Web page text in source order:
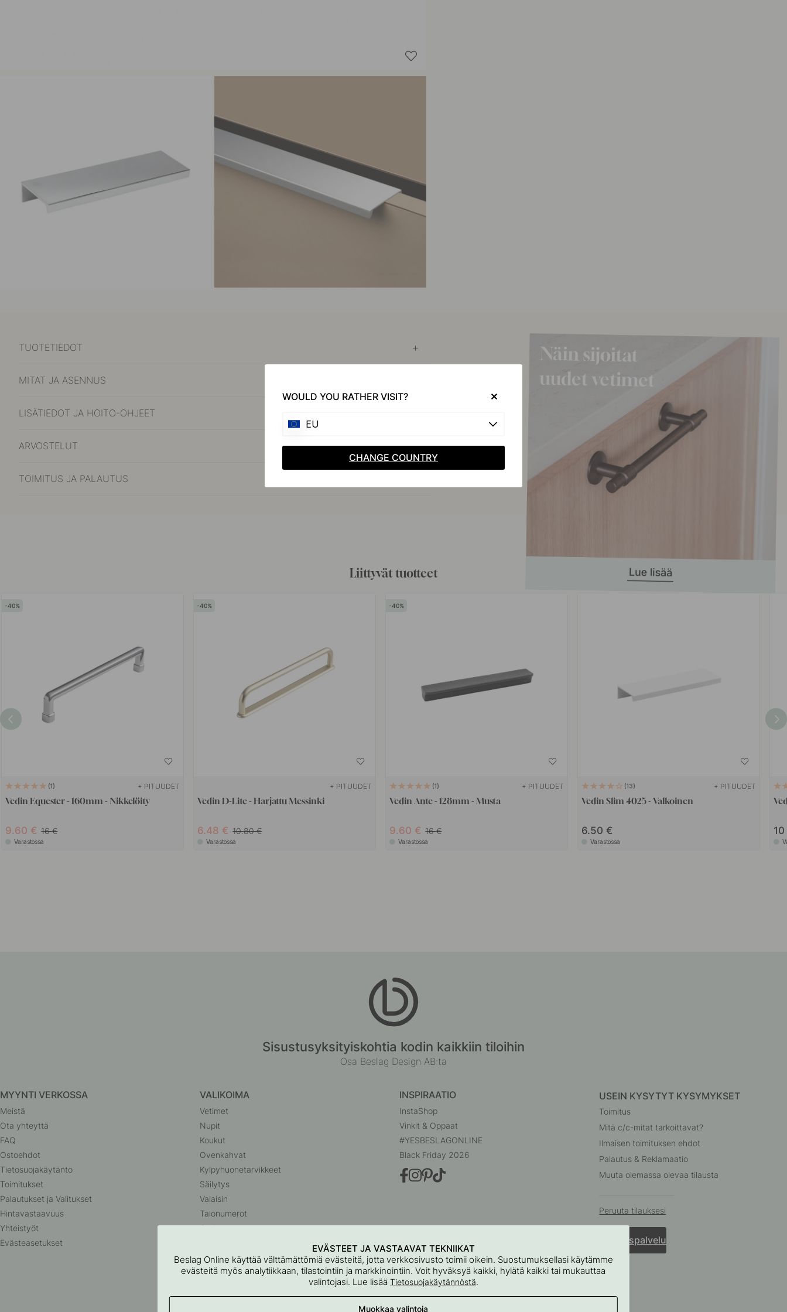
TUOTETIEDOT
MITAT JA ASENNUS
LISÄTIEDOT JA HOITO-OHJEET
ARVOSTELUT
TOIMITUS JA PALAUTUS
Liittyvät tuotteet
40
1 + PITUUDET
Vedin Equester - 160mm - Nikkelöity
9.60 16
Varastossa
40
+ PITUUDET
Vedin D-Lite - Harjattu Messinki
6.48 10.80
Varastossa
40
1 + PITUUDET
Vedin Ante - 128mm - Musta
9.60 16
Varastossa
13 + PITUUDET
Vedin Slim 4025 - Valkoinen
6.50
Varastossa
Sisustusyksityiskohtia kodin kaikkiin tiloihin
Osa Beslag Design AB:ta
MYYNTI VERKOSSA
Meistä
Ota yhteyttä
FAQ
Ostoehdot
Tietosuojakäytäntö
Toimitukset
Palautukset ja Valitukset
Hintavastaavuus
Yhteistyöt
Evästeasetukset
VALIKOIMA
Vetimet
Nupit
Koukut
Ovenkahvat
Kylpyhuonetarvikkeet
Säilytys
Valaisin
Talonumerot
Outlet
INSPIRAATIO
InstaShop
Vinkit & Oppaat
#YESBESLAGONLINE
Black Friday 2026
USEIN KYSYTYT KYSYMYKSET
Toimitus
Mitä c/c-mitat tarkoittavat?
Ilmaisen toimituksen ehdot
Palautus & Reklamaatio
Muuta olemassa olevaa tilausta
Peruuta tilauksesi
Asiakaspalvelu
Beslag Online, Inre Kustvägen 32, 269 43 Båstad, Ruotsi
EVÄSTEET JA VASTAAVAT TEKNIIKAT
Beslag Online käyttää välttämättömiä evästeitä, jotta verkkosivusto toimii oikein. Suostumuksellasi käytämme
evästeitä myös analytiikkaan, tilastointiin ja markkinointiin. Voit hyväksyä kaikki, hylätä kaikki tai mukauttaa
valintojasi. Lue lisää Tietosuojakäytännöstä.
Muokkaa valintoja
WOULD YOU RATHER VISIT?
EU
CHANGE COUNTRY